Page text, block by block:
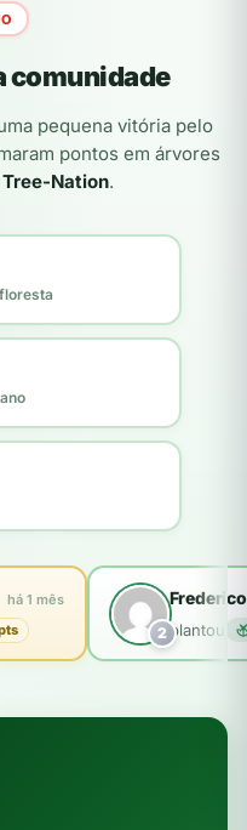
comunidade
pequena vitória pelo
pontos em árvores
Tree-Nation.
há 1 mês
2plantou